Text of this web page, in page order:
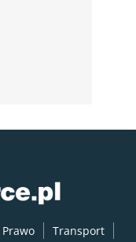
Prawo Transport